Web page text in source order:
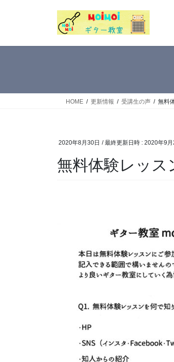
HOME 更新情報 受講生の声 無料
2020年8月30日 / 最終更新日時 : 2020年9月
無料体験レッ